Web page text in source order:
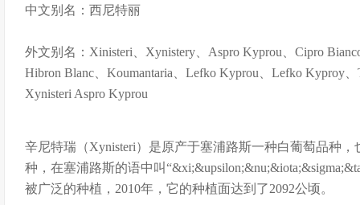
中文别名：西尼特丽
外文别名：Xinisteri、Xynistery、Aspro Kyprou、Cipro
Hibron Blanc、Koumantaria、Lefko Kyprou、Lefko Kyproy
Xynisteri Aspro Kyprou
辛尼特瑞（Xynisteri）是原产于塞浦路斯一种白葡萄品种
种，在塞浦路斯的语中叫
被广泛的种植，2010年，它的种植面达到了2092公顷。